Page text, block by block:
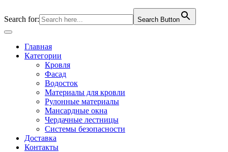
Search for: Search Button
Open
ButtonГлавная
Категории
Кровля
Фасад
Водосток
Материалы для кровли
Рулонные материалы
Мансардные окна
Чердачные лестницы
Системы безопасности
Доставка
Контакты